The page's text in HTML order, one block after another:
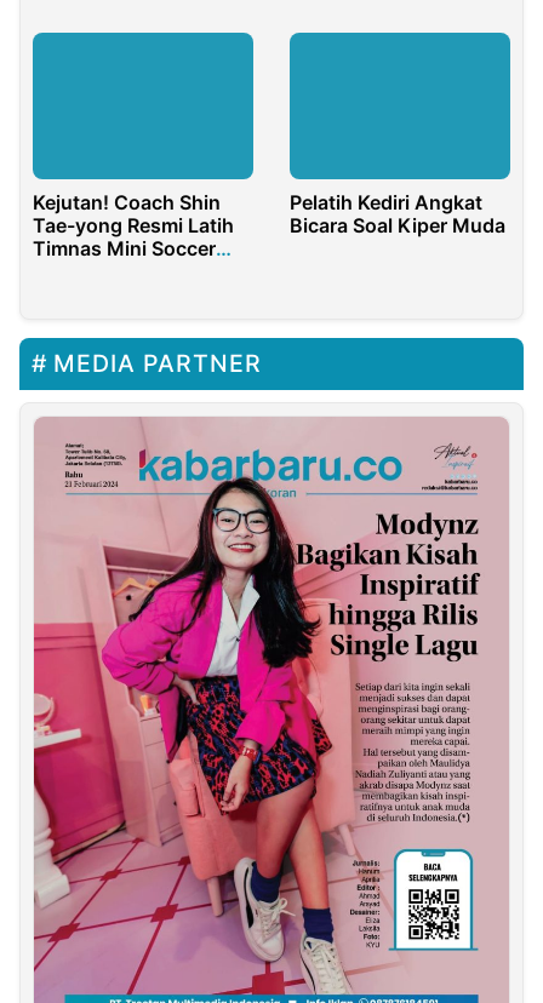
Kejutan! Coach Shin
Tae-yong Resmi Latih
Timnas Mini Soccer
Pelatih Kediri Angkat
Bicara Soal Kiper Muda
MEDIA PARTNER